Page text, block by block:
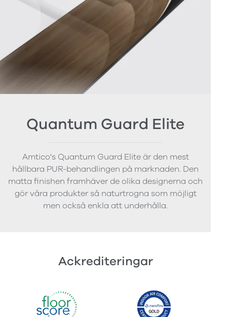
Quantum Guard Elite
Amtico's Quantum Guard Elite är den mest
hållbara PUR-behandlingen på marknaden. Den
matta finishen framhäver de olika designerna och
gör våra produkter så naturtrogna som möjligt
men också enkla att underhålla.
Ackrediteringar